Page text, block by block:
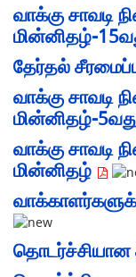
வாக்கு சாவடி
மின்னிதழ்-
தேர்தல்
வாக்கு சாவடி
மின்னிதழ்-5வது
வாக்கு சாவடி
மின்னிதழ்
தொடர்ச்சியான